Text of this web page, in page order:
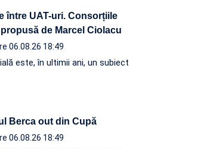
între UAT-uri. Consorțiile
de Marcel Ciolacu
06.08.26 18:49
este, în ultimii ani, un subiect
Berca out din Cupă
06.08.26 18:49